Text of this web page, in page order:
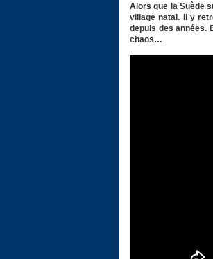
Alors que la Suède
village natal. Il y
depuis des années.
chaos…